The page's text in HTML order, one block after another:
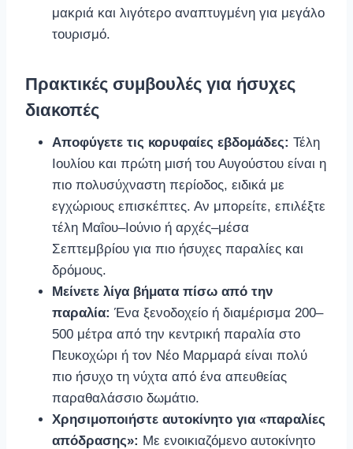
μακριά και λιγότερο αναπτυγμένη για μεγάλο
τουρισμό.
Πρακτικές συμβουλές για ήσυχες
διακοπές
Αποφύγετε τις κορυφαίες εβδομάδες: Τέλη
Ιουλίου και πρώτη μισή του Αυγούστου είναι η
πιο πολυσύχναστη περίοδος, ειδικά με
εγχώριους επισκέπτες. Αν μπορείτε, επιλέξτε
τέλη Μαΐου–Ιούνιο ή αρχές–μέσα
Σεπτεμβρίου για πιο ήσυχες παραλίες και
δρόμους.
Μείνετε λίγα βήματα πίσω από την
παραλία: Ένα ξενοδοχείο ή διαμέρισμα 200–
500 μέτρα από την κεντρική παραλία στο
Πευκοχώρι ή τον Νέο Μαρμαρά είναι πολύ
πιο ήσυχο τη νύχτα από ένα απευθείας
παραθαλάσσιο δωμάτιο.
Χρησιμοποιήστε αυτοκίνητο για «παραλίες
απόδρασης»: Με ενοικιαζόμενο αυτοκίνητο